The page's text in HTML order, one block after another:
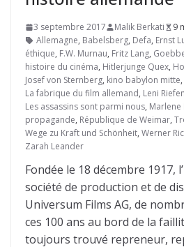
3 septembre 2017 Malik Berkati
9
Allemagne, Babelsberg, Defa, Ernst
éthique, F.W. Murnau, Fritz Lang,
histoire du cinéma, Hitlerjunge Quex,
Josef von Sternberg, kino babylon mitte,
La fabrique du film allemand, Leni
Les assassins sont parmi nous, Marlene
propagande, République de Weimar,
Wege zu Kraft und Schönheit, Werner
Zarah Leander
Fondée le 18 décembre 1917,
société de production et de
Universum Films AG, de
ces 100 ans au bord de la
toujours trouvé repreneur,